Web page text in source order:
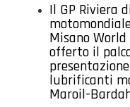
Il GP Riviera
Misano
offerto il
lubrificanti
Maroil-